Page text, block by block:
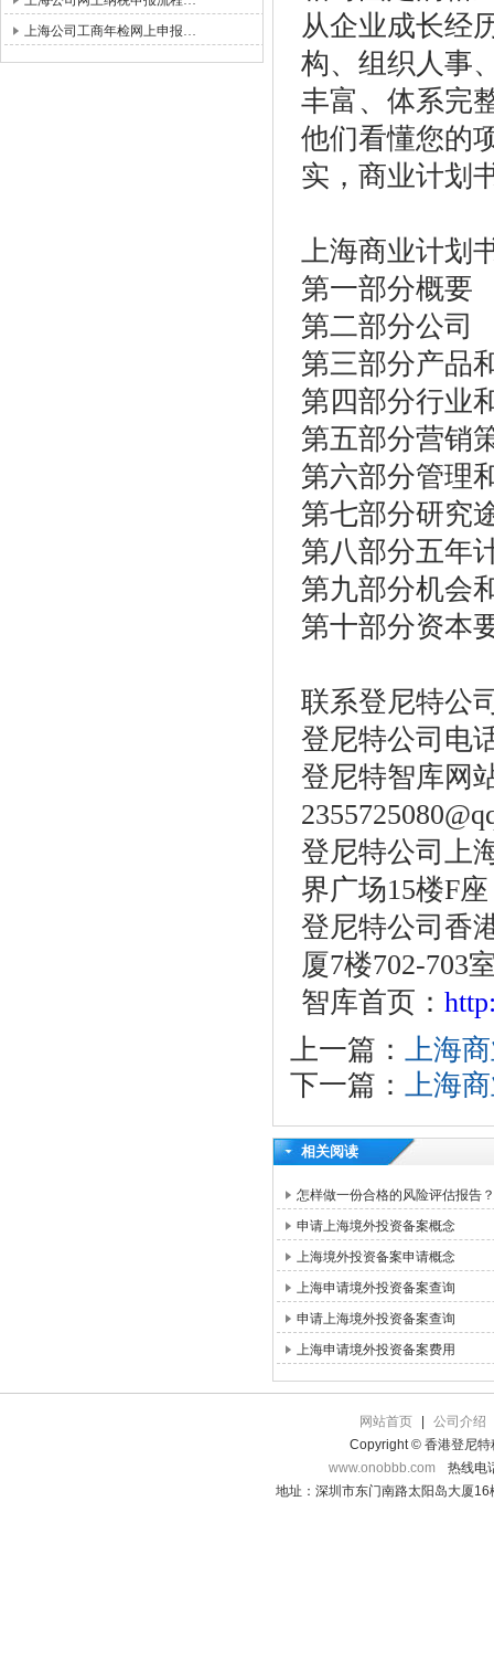
上海公司工商年检网上申报…
从企业成长经
构、组织人事
丰富、体系完
他们看懂您的
实，商业计划
上海商业计划
第一部分概要
第二部分公司
第三部分产品
第四部分行业
第五部分营销
第六部分管理
第七部分研究
第八部分五年
第九部分机会
第十部分资本
联系登尼特公
登尼特公司电
登尼特智库网
登尼特公司上
界广场15楼F座
登尼特公司香
厦7楼702-703
智库首页：
上一篇： 上海
下一篇： 上海
相关阅读
怎样做一份合格的风险评估报告？
申请上海境外投资备案概念
上海境外投资备案申请概念
上海申请境外投资备案查询
申请上海境外投资备案查询
上海申请境外投资备案费用
网站首页
公司介绍
Copyright © 香港登尼特
www.onobbb.com
热线电
地址：深圳市东门南路太阳岛大厦